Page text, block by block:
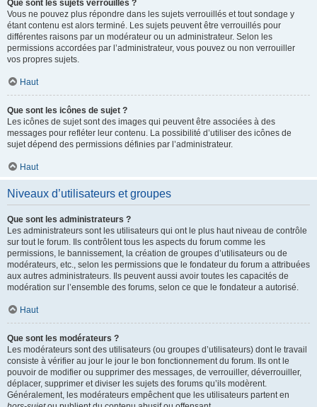
Que sont les sujets verrouillés ?
Vous ne pouvez plus répondre dans les sujets verrouillés et tout sondage y
étant contenu est alors terminé. Les sujets peuvent être verrouillés pour
différentes raisons par un modérateur ou un administrateur. Selon les
permissions accordées par l’administrateur, vous pouvez ou non verrouiller
vos propres sujets.
Haut
Que sont les icônes de sujet ?
Les icônes de sujet sont des images qui peuvent être associées à des
messages pour refléter leur contenu. La possibilité d’utiliser des icônes de
sujet dépend des permissions définies par l’administrateur.
Haut
Niveaux d’utilisateurs et groupes
Que sont les administrateurs ?
Les administrateurs sont les utilisateurs qui ont le plus haut niveau de contrôle
sur tout le forum. Ils contrôlent tous les aspects du forum comme les
permissions, le bannissement, la création de groupes d’utilisateurs ou de
modérateurs, etc., selon les permissions que le fondateur du forum a attribuées
aux autres administrateurs. Ils peuvent aussi avoir toutes les capacités de
modération sur l’ensemble des forums, selon ce que le fondateur a autorisé.
Haut
Que sont les modérateurs ?
Les modérateurs sont des utilisateurs (ou groupes d’utilisateurs) dont le travail
consiste à vérifier au jour le jour le bon fonctionnement du forum. Ils ont le
pouvoir de modifier ou supprimer des messages, de verrouiller, déverrouiller,
déplacer, supprimer et diviser les sujets des forums qu’ils modèrent.
Généralement, les modérateurs empêchent que les utilisateurs partent en